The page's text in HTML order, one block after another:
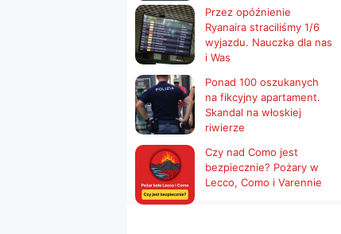
Przez opóźnienie
Ryanaira straciliśmy 1/6
wyjazdu. Nauczka dla nas
i Was
Ponad 100 oszukanych
na fikcyjny apartament.
Skandal na włoskiej
riwierze
Czy nad Como jest
bezpiecznie? Pożary w
Lecco, Como i Varennie